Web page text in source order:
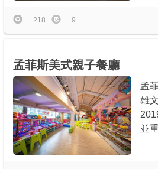
218 9
孟菲斯美式親子餐廳
孟
雄
並